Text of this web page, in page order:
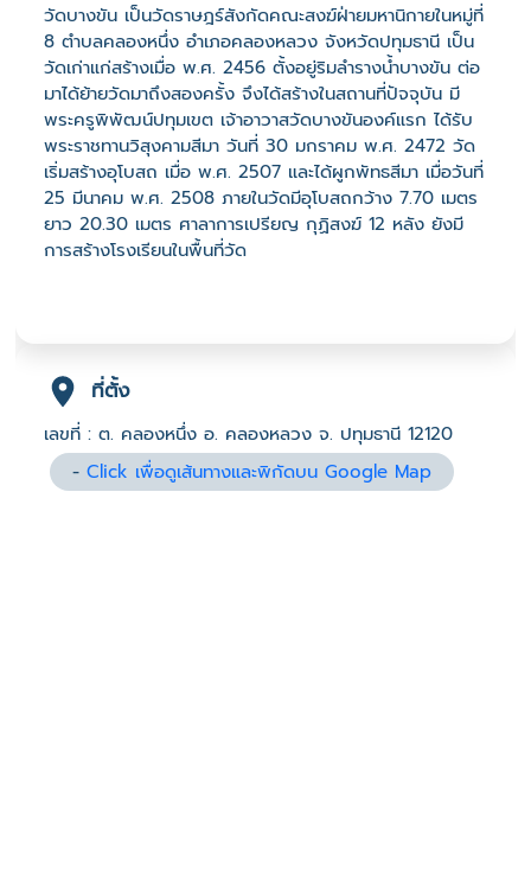
วัดบางขัน เป็นวัดราษฎร์สังกัดคณะสงฆ์ฝ่ายมหานิกายในหมู่ที่
8 ตำบลคลองหนึ่ง อำเภอคลองหลวง จังหวัดปทุมธานี เป็น
วัดเก่าแก่สร้างเมื่อ พ.ศ. 2456 ตั้งอยู่ริมลำรางน้ำบางขัน ต่อ
มาได้ย้ายวัดมาถึงสองครั้ง จึงได้สร้างในสถานที่ปัจจุบัน มี
พระครูพิพัฒน์ปทุมเขต เจ้าอาวาสวัดบางขันองค์แรก ได้รับ
พระราชทานวิสุงคามสีมา วันที่ 30 มกราคม พ.ศ. 2472 วัด
เริ่มสร้างอุโบสถ เมื่อ พ.ศ. 2507 และได้ผูกพัทธสีมา เมื่อวันที่
25 มีนาคม พ.ศ. 2508 ภายในวัดมีอุโบสถ​กว้าง 7.70 เมตร
ยาว 20.30 เมตร ศาลาการเปรียญ​ กุฏิสงฆ์ 12 หลัง ยังมี
การสร้างโรงเรียนในพื้นที่วัด
ที่ตั้ง
เลขที่ : ต. คลองหนึ่ง อ. คลองหลวง จ. ปทุมธานี 12120
-Click เพื่อดูเส้นทางและพิกัดบน Google Map